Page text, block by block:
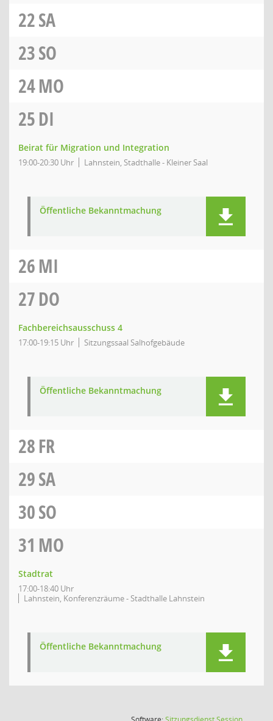
22SA
23SO
24MO
25DI
Beirat für Migration und Integration
19:00-20:30 Uhr Lahnstein, Stadthalle - Kleiner Saal
Öffentliche Bekanntmachung
26MI
27DO
Fachbereichsausschuss 4
17:00-19:15 Uhr Sitzungssaal Salhofgebäude
Öffentliche Bekanntmachung
28FR
29SA
30SO
31 MO
Stadtrat
17:00-18:40 Uhr
Lahnstein, Konferenzräume - Stadthalle Lahnstein
Öffentliche Bekanntmachung
(Wird in